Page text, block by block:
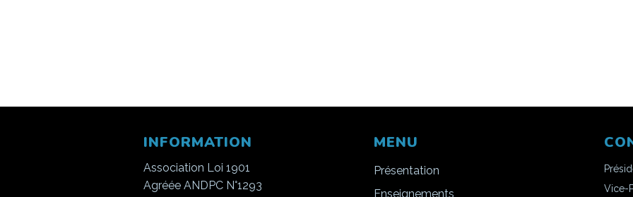
INFORMATION
Association Loi 1901
Agréée ANDPC N°1293
MENU
Présentation
Enseignements
Vice-